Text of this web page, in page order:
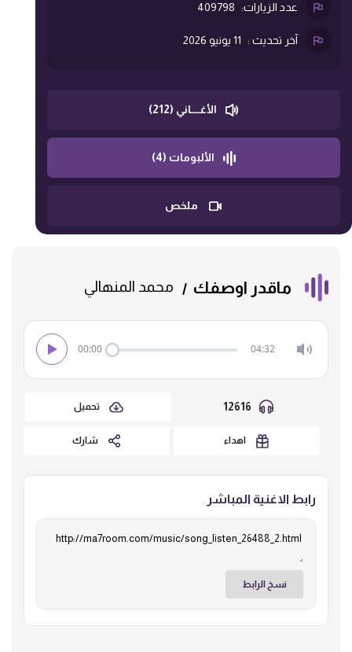
عدد الزيارات: 409798
آخر تحديث : 11 يونيو 2026
الأغــــاني (212)
الألبومات (4)
ملخص
ماقدر اوصفك محمد المنهالي
00:00 04:32
تحميل
اهداء شارك
رابط الاغنية المباشر
نسخ الرابط